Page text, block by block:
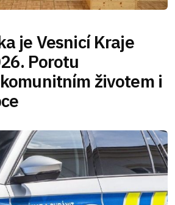
je Vesnicí Kraje
Porotu
životem i